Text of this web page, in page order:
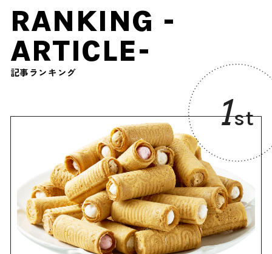
RANKING -
ARTICLE-
記事ランキング
1st